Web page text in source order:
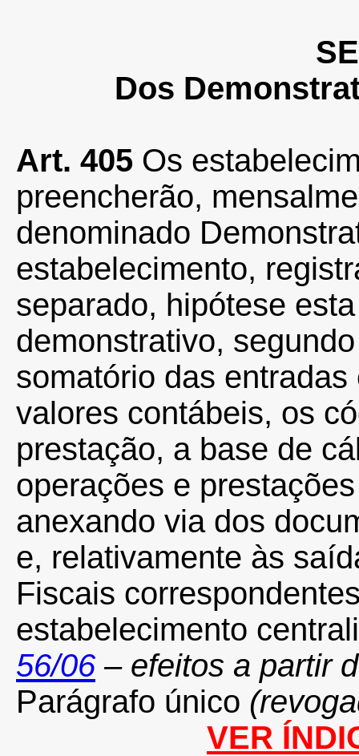
Dos
Art. 405 Os
preencherão,
denominado
estabelecimento,
separado, hipótese
demonstrativo,
somatório das
valores contábeis, os
prestação, a base de
operações e
anexando via dos
e, relativamente às
Fiscais
estabelecimento
56/06 – efeitos a partir
Parágrafo único
VER